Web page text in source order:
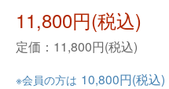
11,800円(税込)
定価：11,800円(税込)
※会員の方は 10,800円(税込)